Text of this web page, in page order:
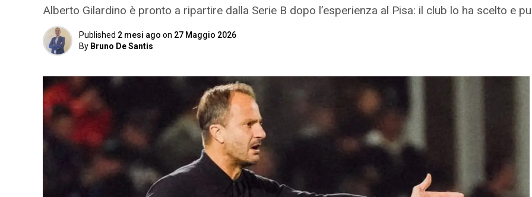
Alberto Gilardino è pronto a ripartire dalla Serie B dopo l’esperienza al Pisa: il club lo ha scelto e
Published 2 mesi ago on 27 Maggio 2026
By Bruno De Santis